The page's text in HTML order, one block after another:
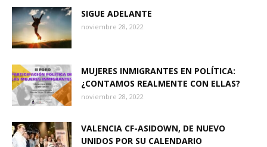
SIGUE ADELANTE
noviembre 28, 2022
MUJERES INMIGRANTES EN POLÍTICA:
¿CONTAMOS REALMENTE CON ELLAS?
noviembre 28, 2022
VALENCIA CF-ASIDOWN, DE NUEVO
UNIDOS POR SU CALENDARIO